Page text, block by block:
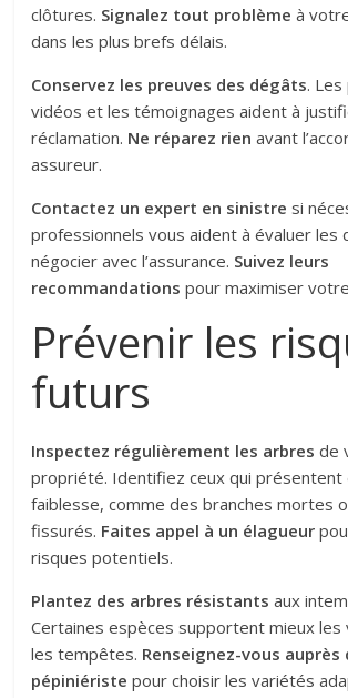
clôtures. Signalez tout problème à
dans les plus brefs délais.
Conservez les preuves des dégâts.
vidéos et les témoignages aident à
réclamation. Ne réparez rien avant
assureur.
Contactez un expert en sinistre si
professionnels vous aident à évaluer les
négocier avec l’assurance. Suivez leurs
recommandations pour maximiser
Prévenir les
futurs
Inspectez régulièrement les arbres de
propriété. Identifiez ceux qui présentent
faiblesse, comme des branches mortes
fissurés. Faites appel à un élagueur
risques potentiels.
Plantez des arbres résistants aux
Certaines espèces supportent mieux
les tempêtes. Renseignez-vous auprès
pépiniériste pour choisir les variétés